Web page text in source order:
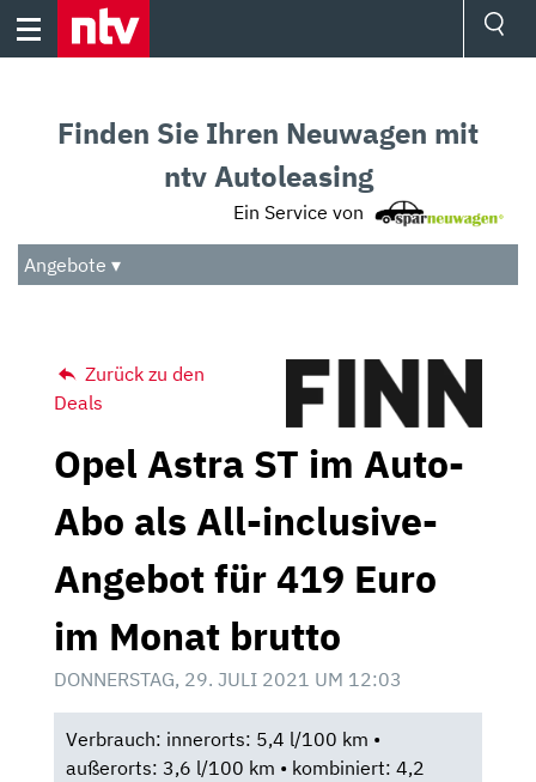
Skip
Audio
Das Beste
Finden Sie Ihren Neuwagen mit
ntv Autoleasing
Ein Service von
Angebote ▾
Zurück zu den
Deals
Opel Astra ST im Auto-
Abo als All-inclusive-
Angebot für 419 Euro
im Monat brutto
DONNERSTAG, 29. JULI 2021 UM 12:03
Verbrauch: innerorts: 5,4 l/100 km •
außerorts: 3,6 l/100 km • kombiniert: 4,2